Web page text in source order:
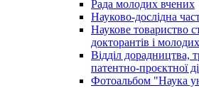
Рада молодих вчених
Науково-дослідна
Наукове товариство
докторантів і
Відділ дорадництва,
патентно-проєктної
Фотоальбом "Наука